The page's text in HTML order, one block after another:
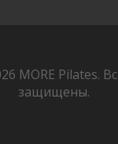
MORE Pilates.
защищены.